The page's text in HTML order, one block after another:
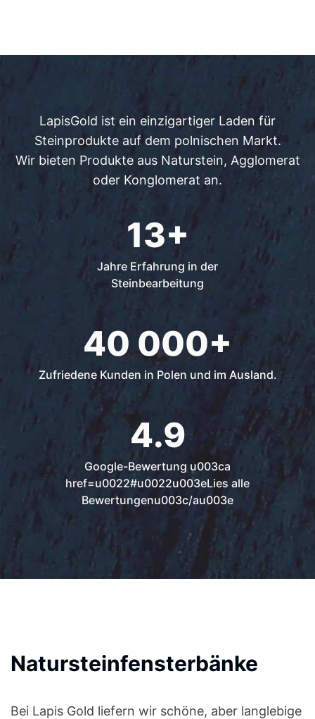
LapisGold ist ein einzigartiger Laden für
Steinprodukte auf dem polnischen Markt.
Wir bieten Produkte aus Naturstein, Agglomerat
oder Konglomerat an.
13+
Jahre Erfahrung in der
Steinbearbeitung
40 000+
Zufriedene Kunden in Polen und im Ausland.
4.9
Google-Bewertung u003ca
href=u0022#u0022u003eLies alle
Bewertungenu003c/au003e
Natursteinfensterbänke
Bei Lapis Gold liefern wir schöne, aber langlebige